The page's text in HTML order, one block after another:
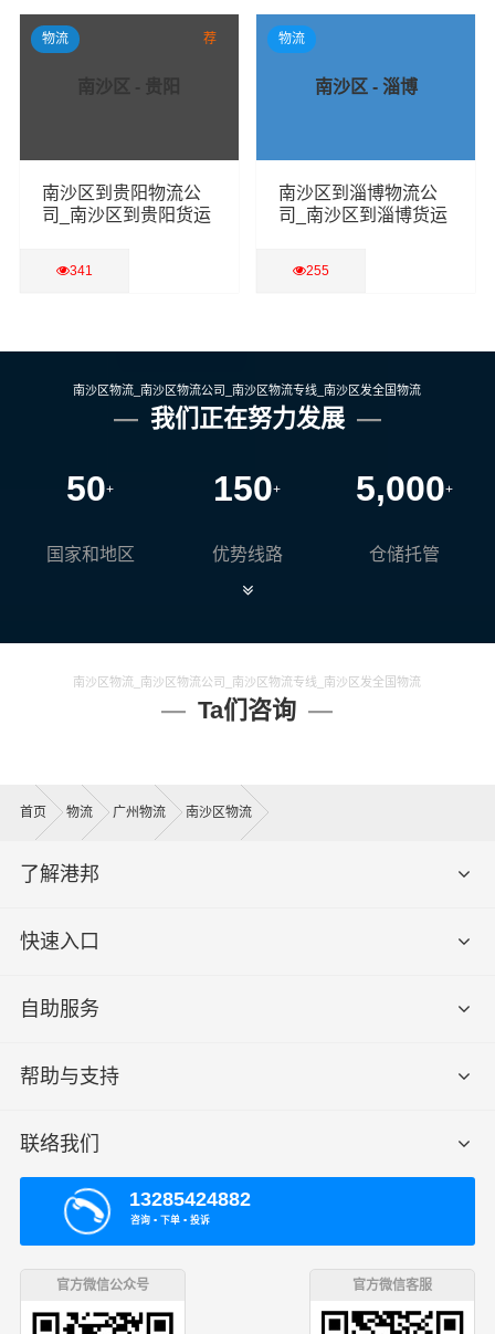
查看详细 查看详细
南沙区 - 贵阳
南沙区到贵阳物流公
司_南沙区到贵阳货运
341
物流 荐
南沙区 - 淄博
南沙区到淄博物流公
司_南沙区到淄博货运
255
物流
南沙区物流_南沙区物流公司_南沙区物流专线_南沙区发全国物流
我们正在努力发展
50+
国家和地区
150+
优势线路
5,000+
仓储托管
南沙区物流_南沙区物流公司_南沙区物流专线_南沙区发全国物流
Ta们咨询
首页 物流 广州物流 南沙区物流
了解港邦
快速入口
自助服务
帮助与支持
联络我们
13285424882
咨询 ▪ 下单 ▪ 投诉
官方微信公众号 官方微信客服